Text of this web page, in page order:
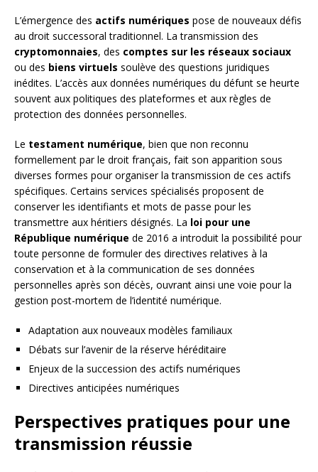
L’émergence des actifs numériques pose de nouveaux défis
au droit successoral traditionnel. La transmission des
cryptomonnaies, des comptes sur les réseaux sociaux
ou des biens virtuels soulève des questions juridiques
inédites. L’accès aux données numériques du défunt se heurte
souvent aux politiques des plateformes et aux règles de
protection des données personnelles.
Le testament numérique, bien que non reconnu
formellement par le droit français, fait son apparition sous
diverses formes pour organiser la transmission de ces actifs
spécifiques. Certains services spécialisés proposent de
conserver les identifiants et mots de passe pour les
transmettre aux héritiers désignés. La loi pour une
République numérique de 2016 a introduit la possibilité pour
toute personne de formuler des directives relatives à la
conservation et à la communication de ses données
personnelles après son décès, ouvrant ainsi une voie pour la
gestion post-mortem de l’identité numérique.
Adaptation aux nouveaux modèles familiaux
Débats sur l’avenir de la réserve héréditaire
Enjeux de la succession des actifs numériques
Directives anticipées numériques
Perspectives pratiques pour une
transmission réussie